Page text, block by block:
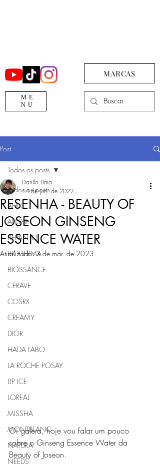
ME
NU
MARCAS
Post
Todos os posts
AHC
AUSSIE
BEPANTOL
BIODERMA
BIOSSANCE
CERAVE
COSRX
CREAMY
DIOR
HADA LABO
LA ROCHE POSAY
LIP ICE
LOREAL
MISSHA
MONTBLANC
NATURA
NEEDS
Todos os posts
RESENHA - BEAUTY OF
JOSEON GINSENG
ESSENCE WATER
Danilo Lima
14 de jun. de 2022
Atualizado:3 de mar. de 2023
Oi galera, hoje vou falar um pouco
sobre o Ginseng Essence Water da
Beauty of Joseon.